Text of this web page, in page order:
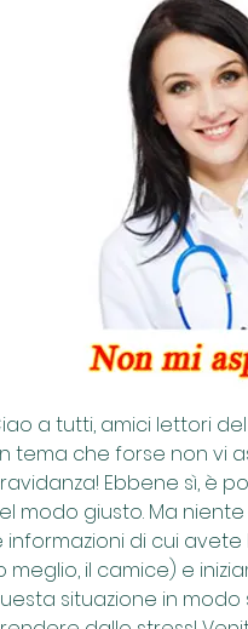
a tutti, amici lettori
tema che forse non vi
Ebbene sì, è
modo giusto. Ma
informazioni di cui
meglio, il camice) e
situazione in